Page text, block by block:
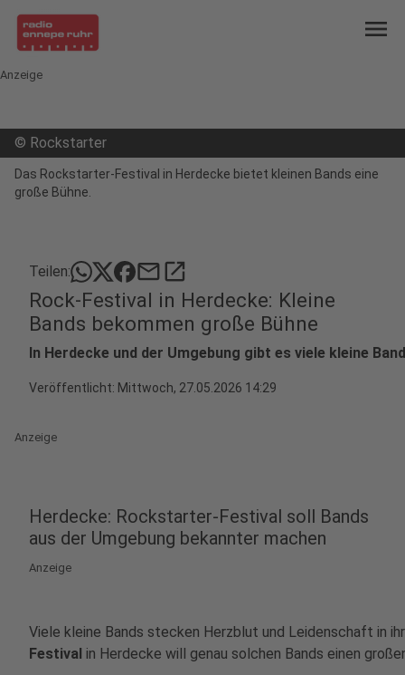
menu
Anzeige
© Rockstarter
Das Rockstarter-Festival in Herdecke bietet kleinen Bands eine
große Bühne.
Teilen: mailopen_in_new
Rock-Festival in Herdecke: Kleine
Bands bekommen große Bühne
In Herdecke und der Umgebung gibt es viele kleine
Veröffentlicht: Mittwoch, 27.05.2026 14:29
Anzeige
Herdecke: Rockstarter-Festival soll Bands
aus der Umgebung bekannter machen
Anzeige
Viele kleine Bands stecken Herzblut und Leidenschaft in
Festival in Herdecke will genau solchen Bands einen